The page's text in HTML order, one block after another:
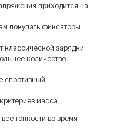
приходится на
покупать фиксаторы
классической зарядки.
количество
спортивный
масса.
тонкости во время